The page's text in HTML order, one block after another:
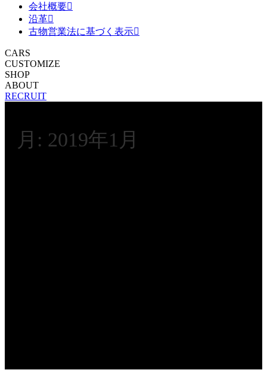
会社概要
沿革
古物営業法に基づく表示
CARS
CUSTOMIZE
SHOP
ABOUT
RECRUIT
月: 2019年1月